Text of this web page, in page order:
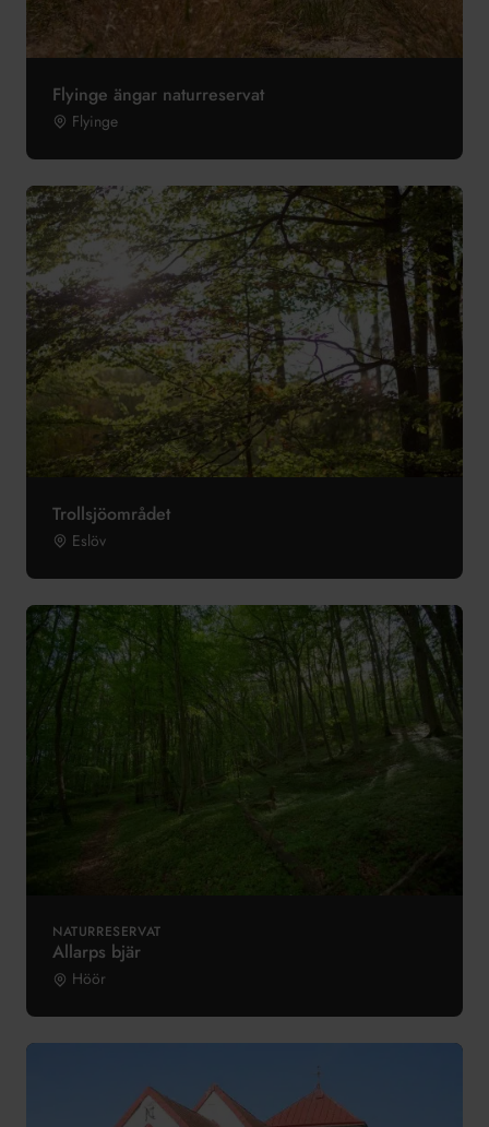
Flyinge ängar naturreservat
Flyinge
Trollsjöområdet
Eslöv
NATURRESERVAT
Allarps bjär
Höör